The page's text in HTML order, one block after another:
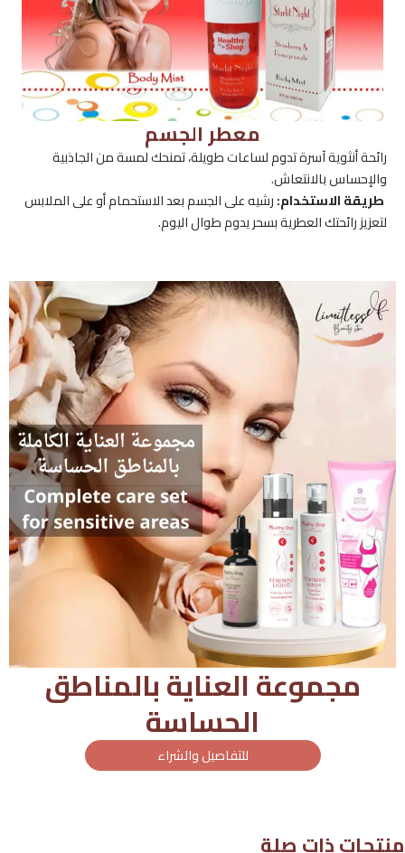
معطر الجسم
رائحة أنثوية آسرة تدوم لساعات طويلة، تمنحك لمسة من الجاذبية
والإحساس بالانتعاش.
طريقة الاستخدام:رشيه على الجسم بعد الاستحمام أو على الملابس
لتعزيز رائحتك العطرية بسحر يدوم طوال اليوم.
مجموعة العناية بالمناطق
الحساسة
للتفاصيل والشراء
منتجات ذات صلة